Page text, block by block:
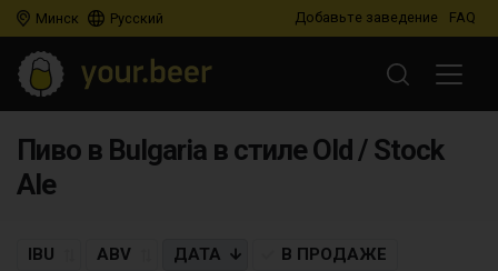
Минск Русский Добавьте заведение FAQ
Пиво в Bulgaria в стиле Old / Stock
Ale
IBU ABV ДАТА В ПРОДАЖЕ